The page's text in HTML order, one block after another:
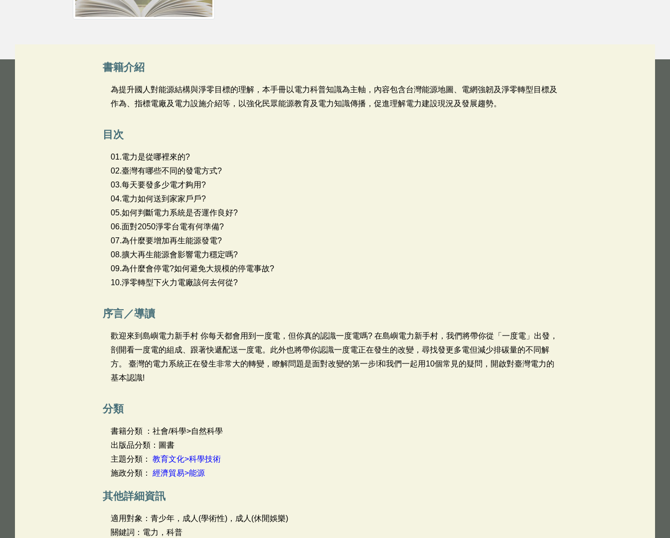
書籍介紹
為提升國人對能源結構與淨零目標的理解，本手冊以電力科普知識為主軸，內容包含台灣能源地圖、電網強韌及淨零轉型目標及
作為、指標電廠及電力設施介紹等，以強化民眾能源教育及電力知識傳播，促進理解電力建設現況及發展趨勢。
目次
01.電力是從哪裡來的?
02.臺灣有哪些不同的發電方式?
03.每天要發多少電才夠用?
04.電力如何送到家家戶戶?
05.如何判斷電力系統是否運作良好?
06.面對2050淨零台電有何準備?
07.為什麼要增加再生能源發電?
08.擴大再生能源會影響電力穩定嗎?
09.為什麼會停電?如何避免大規模的停電事故?
10.淨零轉型下火力電廠該何去何從?
序言／導讀
歡迎來到島嶼電力新手村 你每天都會用到一度電，但你真的認識一度電嗎? 在島嶼電力新手村，我們將帶你從「一度電」出發，
剖開看一度電的組成、跟著快遞配送一度電。此外也將帶你認識一度電正在發生的改變，尋找發更多電但減少排碳量的不同解
方。 臺灣的電力系統正在發生非常大的轉變，瞭解問題是面對改變的第一步!和我們一起用10個常見的疑問，開啟對臺灣電力的
基本認識!
分類
書籍分類 ：社會/科學>自然科學
出版品分類：圖書
主題分類： 教育文化>科學技術
施政分類： 經濟貿易>能源
其他詳細資訊
適用對象：青少年，成人(學術性)，成人(休閒娛樂)
關鍵詞：電力，科普